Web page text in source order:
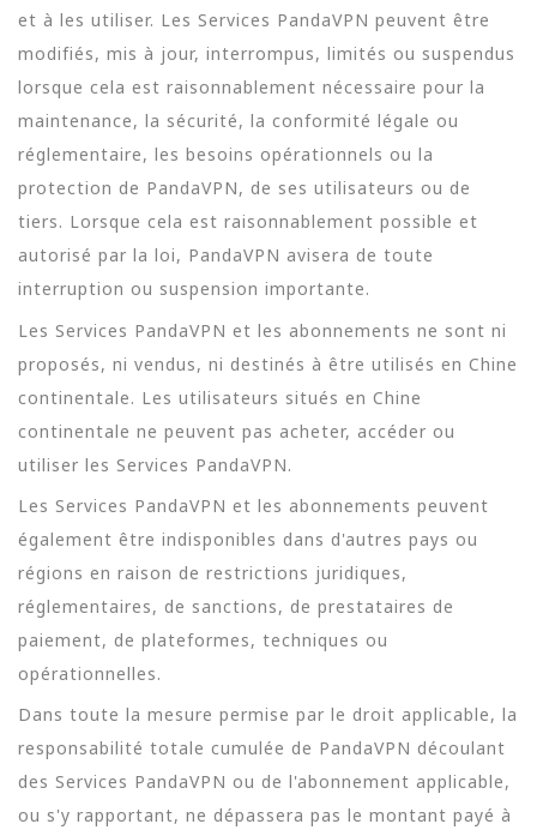
et à les utiliser. Les Services PandaVPN peuvent être
modifiés, mis à jour, interrompus, limités ou suspendus
lorsque cela est raisonnablement nécessaire pour la
maintenance, la sécurité, la conformité légale ou
réglementaire, les besoins opérationnels ou la
protection de PandaVPN, de ses utilisateurs ou de
tiers. Lorsque cela est raisonnablement possible et
autorisé par la loi, PandaVPN avisera de toute
interruption ou suspension importante.
Les Services PandaVPN et les abonnements ne sont ni
proposés, ni vendus, ni destinés à être utilisés en Chine
continentale. Les utilisateurs situés en Chine
continentale ne peuvent pas acheter, accéder ou
utiliser les Services PandaVPN.
Les Services PandaVPN et les abonnements peuvent
également être indisponibles dans d'autres pays ou
régions en raison de restrictions juridiques,
réglementaires, de sanctions, de prestataires de
paiement, de plateformes, techniques ou
opérationnelles.
Dans toute la mesure permise par le droit applicable, la
responsabilité totale cumulée de PandaVPN découlant
des Services PandaVPN ou de l'abonnement applicable,
ou s'y rapportant, ne dépassera pas le montant payé à